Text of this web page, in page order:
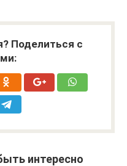
Поделиться с
интересно